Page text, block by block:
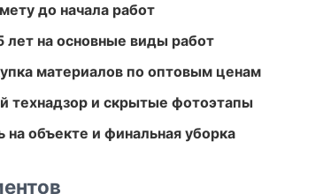
до начала работ
лет на основные виды работ
материалов по оптовым ценам
технадзор и скрытые фотоэтапы
на объекте и финальная уборка